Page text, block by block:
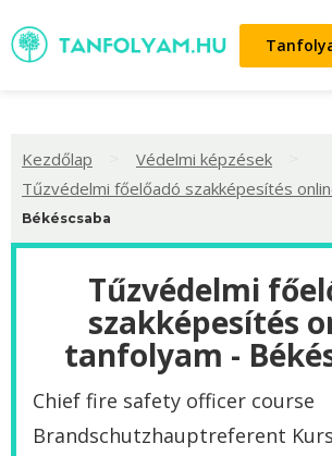
Kezdőlap Védelmi képzések
Tűzvédelmi főelőadó szakképesítés
Békéscsaba
Tűzvédelmi
szakképesítés
tanfolyam -
Chief fire safety officer course
‌Brandschutzhauptreferent Kurs